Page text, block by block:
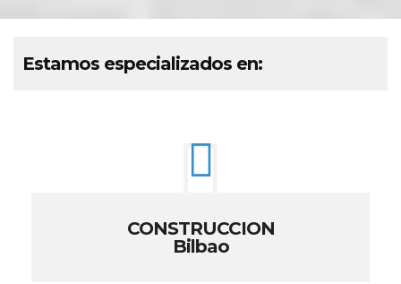
Estamos especializados en:
CONSTRUCCION
Bilbao